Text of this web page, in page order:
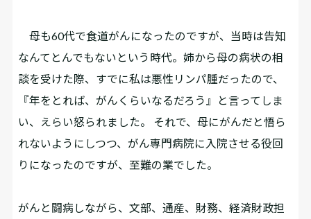
母も60代で食道がんになったのですが、当時は告知
なんてとんでもないという時代。姉から母の病状の相
談を受けた際、すでに私は悪性リンパ腫だったので、
『年をとれば、がんくらいなるだろう』と言ってしま
い、えらい怒られました。 それで、母にがんだと悟ら
れないようにしつつ、がん専門病院に入院させる役回
りになったのですが、至難の業でした。
――がんと闘病しながら、文部、通産、財務、経済財政担